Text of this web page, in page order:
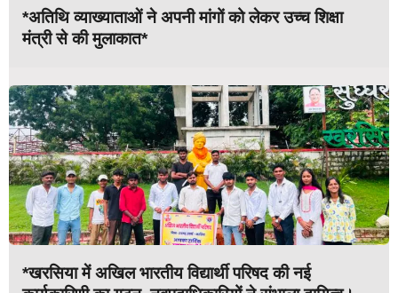
*अतिथि व्याख्याताओं ने अपनी मांगों को लेकर उच्च शिक्षा
मंत्री से की मुलाकात*
*खरसिया में अखिल भारतीय विद्यार्थी परिषद की नई